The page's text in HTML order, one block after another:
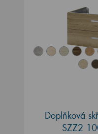
Doplňková
SZZ2